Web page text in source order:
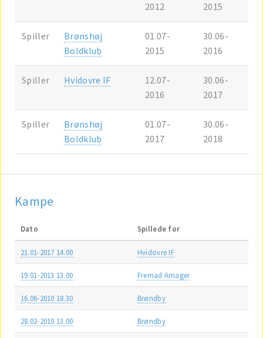
2012
2015
Spiller
Brønshøj
Boldklub
01.07-
2015
30.06-
2016
Spiller Hvidovre IF
12.07-
2016
30.06-
2017
Spiller
Brønshøj
Boldklub
01.07-
2017
30.06-
2018
Kampe
Dato Spillede for
21.01-2017 14.00 Hvidovre IF
19.01-2013 13.00 Fremad Amager
16.06-2010 18.30 Brøndby
28.02-2010 13.00 Brøndby